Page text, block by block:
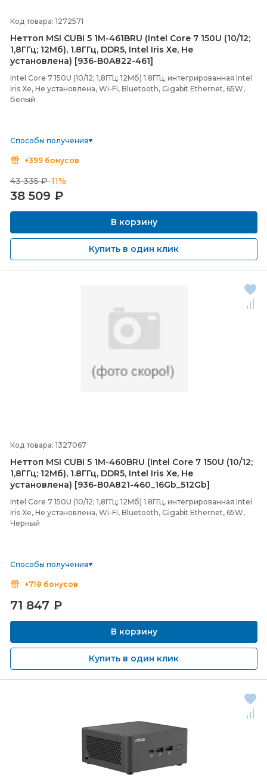
Код товара: 1272571
Неттоп MSI CUBI 5 1M-461BRU (Intel Core 7 150U (10/12;
1,8ГГц; 12Мб), 1.8ГГц, DDR5, Intel Iris Xe, Не
установлена) [936-B0A822-461]
Intel Core 7 150U (10/12; 1,8ГГц; 12Мб) 1.8ГГц, интегрированная Intel
Iris Xe, Не установлена, Wi-Fi, Bluetooth, Gigabit Ethernet, 65W,
Белый
Способы получения
+399 бонусов
43 335 ₽-11%
38 509 ₽
В корзину
Купить в один клик
Код товара: 1327067
Неттоп MSI CUBI 5 1M-460BRU (Intel Core 7 150U (10/12;
1,8ГГц; 12Мб), 1.8ГГц, DDR5, Intel Iris Xe, Не
установлена) [936-B0A821-460_16Gb_512Gb]
Intel Core 7 150U (10/12; 1,8ГГц; 12Мб) 1.8ГГц, интегрированная Intel
Iris Xe, Не установлена, Wi-Fi, Bluetooth, Gigabit Ethernet, 65W,
Черный
Способы получения
+718 бонусов
71 847 ₽
В корзину
Купить в один клик